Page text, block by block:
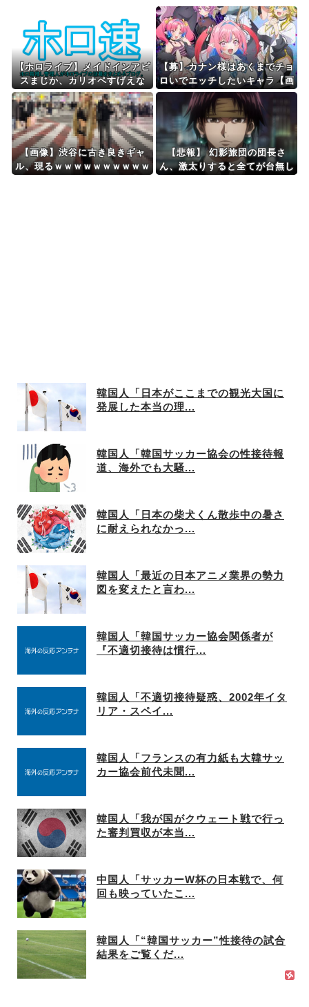
Powered by livedoor 相互RSS
【ホロライブ】メイドインアビ
スまじか、カリオペすげえな
【募】カナン様はあくまでチョ
ロいでエッチしたいキャラ【画
像】
【画像】渋谷に古き良きギャ
ル、現るｗｗｗｗｗｗｗｗｗｗ
【悲報】 幻影旅団の団長さ
ん、激太りすると全てが台無し
韓国人「日本がここまでの観光大国に
発展した本当の理...
韓国人「韓国サッカー協会の性接待報
道、海外でも大騒...
韓国人「日本の柴犬くん散歩中の暑さ
に耐えられなかっ...
韓国人「最近の日本アニメ業界の勢力
図を変えたと言わ...
韓国人「韓国サッカー協会関係者が
『不適切接待は慣行...
韓国人「不適切接待疑惑、2002年イタ
リア・スペイ...
韓国人「フランスの有力紙も大韓サッ
カー協会前代未聞...
韓国人「我が国がクウェート戦で行っ
た審判買収が本当...
中国人「サッカーW杯の日本戦で、何
回も映っていたこ...
韓国人「“韓国サッカー”性接待の試合
結果をご覧くだ...